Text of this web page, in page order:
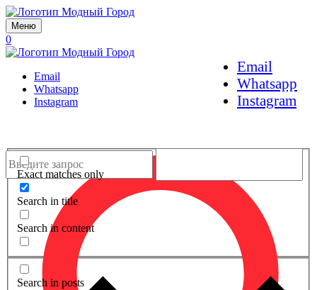
Меню
0
Email
Whatsapp
Instagram
Email
Whatsapp
Instagram
Exact matches only
Search in title
Search in content
Search in posts